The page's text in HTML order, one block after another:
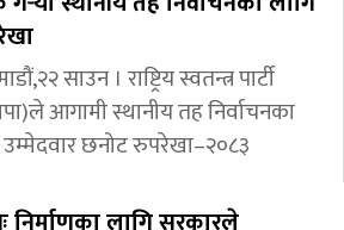
साउन । राष्ट्रिय स्वतन्त्र पार्टी
आगामी स्थानीय तह निर्वाचनका
उम्मेदवार छनोट रुपरेखा–२०८३